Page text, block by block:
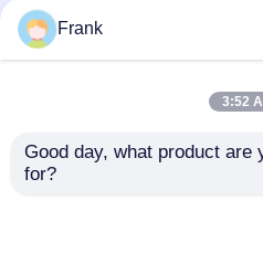
10 ml edelsteen heldere
Frank
3:52
Good day, what product are
for?